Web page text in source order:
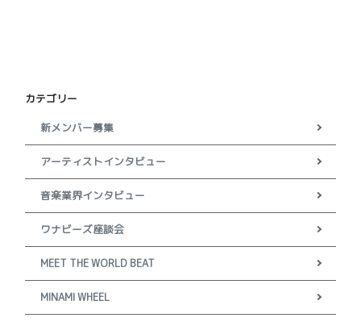
カテゴリー
新メンバー募集
アーティストインタビュー
音楽業界インタビュー
ワナビーズ座談会
MEET THE WORLD BEAT
MINAMI WHEEL